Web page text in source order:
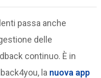
passa anche
delle
continuo. È in
la nuova app